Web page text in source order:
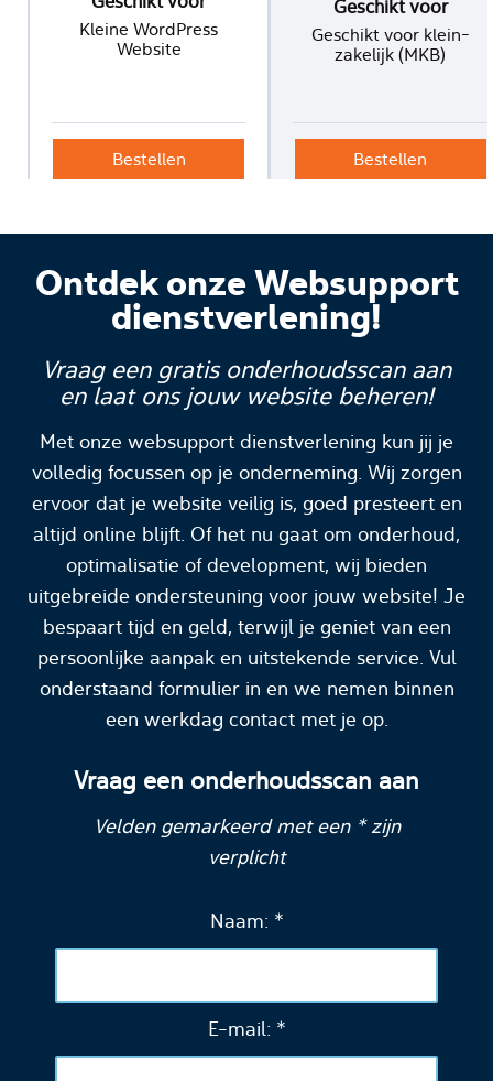
Kleine WordPress
Website
Bestellen
Geschikt voor
Geschikt voor klein-
zakelijk (MKB)
Bestellen
Ontdek onze Websupport
dienstverlening!
Vraag een gratis onderhoudsscan aan
en laat ons jouw website beheren!
Met onze websupport dienstverlening kun jij je
volledig focussen op je onderneming. Wij zorgen
ervoor dat je website veilig is, goed presteert en
altijd online blijft. Of het nu gaat om onderhoud,
optimalisatie of development, wij bieden
uitgebreide ondersteuning voor jouw website! Je
bespaart tijd en geld, terwijl je geniet van een
persoonlijke aanpak en uitstekende service. Vul
onderstaand formulier in en we nemen binnen
een werkdag contact met je op.
Vraag een onderhoudsscan aan
Velden gemarkeerd met een * zijn
verplicht
Naam: *
E-mail: *